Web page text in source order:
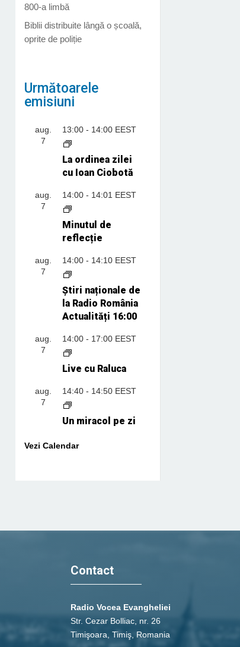
800-a limbă
Biblii distribuite lângă o școală,
oprite de poliție
Următoarele
emisiuni
aug.
7
13:00- 14:00 EEST
La ordinea zilei
cu Ioan Ciobotă
aug.
7
14:00- 14:01 EEST
Minutul de
reflecție
aug.
7
14:00- 14:10 EEST
Știri naționale de
la Radio România
Actualități 16:00
aug.
7
14:00- 17:00 EEST
Live cu Raluca
aug.
7
14:40- 14:50 EEST
Un miracol pe zi
Vezi Calendar
Contact
Radio Vocea Evangheliei
Str. Cezar Bolliac, nr. 26
Timişoara, Timiş, Romania